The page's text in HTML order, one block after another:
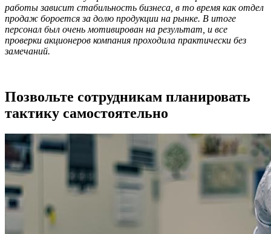
работы зависит стабильность бизнеса, в то время как отдел
продаж бороется за долю продукции на рынке. В итоге
персонал был очень мотивирован на результат, и все
проверки акционеров компания проходила практически без
замечаний.
Позвольте сотрудникам планировать
тактику самостоятельно